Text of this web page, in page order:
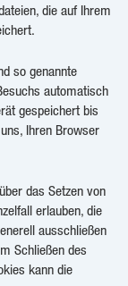
die auf Ihrem
so genannte
automatisch
gespeichert bis
Ihren Browser
das Setzen von
erlauben, die
ausschließen
Schließen des
kann die